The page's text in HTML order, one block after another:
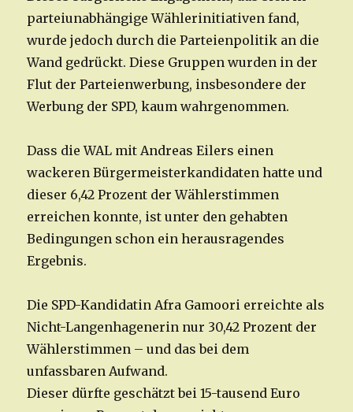
parteiunabhängige Wählerinitiativen fand,
wurde jedoch durch die Parteienpolitik an die
Wand gedrückt. Diese Gruppen wurden in der
Flut der Parteienwerbung, insbesondere der
Werbung der SPD, kaum wahrgenommen.
Dass die WAL mit Andreas Eilers einen
wackeren Bürgermeisterkandidaten hatte und
dieser 6,42 Prozent der Wählerstimmen
erreichen konnte, ist unter den gehabten
Bedingungen schon ein herausragendes
Ergebnis.
Die SPD-Kandidatin Afra Gamoori erreichte als
Nicht-Langenhagenerin nur 30,42 Prozent der
Wählerstimmen – und das bei dem
unfassbaren Aufwand.
Dieser dürfte geschätzt bei 15-tausend Euro